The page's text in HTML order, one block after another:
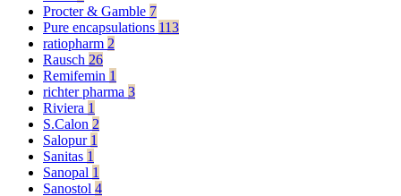
Procter & Gamble 7
Pure encapsulations 113
ratiopharm 2
Rausch 26
Remifemin 1
richter pharma 3
Riviera 1
S.Calon 2
Salopur 1
Sanitas 1
Sanopal 1
Sanostol 4